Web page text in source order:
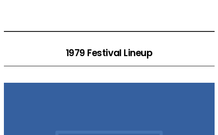
1979 Festival Lineup